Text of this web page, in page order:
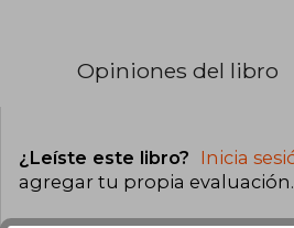
Opiniones del libro
¿Leíste este libro? Inicia
agregar tu propia evaluación.